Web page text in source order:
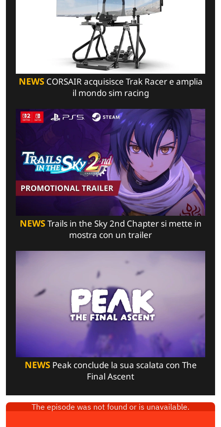
NEWSCORSAIR acquisisce Trak Racer e amplia
il mondo sim racing
NEWSTrails in the Sky 2nd Chapter si mette in
mostra con un trailer
NEWSPeak conclude la sua scalata con The
Final Ascent